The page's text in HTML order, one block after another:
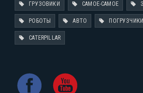
ГРУЗОВИКИ САМОЕ-САМОЕ
РОБОТЫ АВТО ПОГРУЗЧИКИ
CATERPILLAR